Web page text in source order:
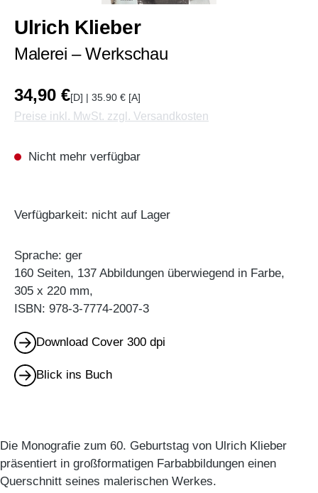
Ulrich Klieber
Malerei – Werkschau
34,90 €[D] | 35.90 € [A]
Preise inkl. MwSt. zzgl. Versandkosten
Nicht mehr verfügbar
Verfügbarkeit: nicht auf Lager
Sprache: ger
160 Seiten, 137 Abbildungen überwiegend in Farbe,
305 x 220 mm,
ISBN: 978-3-7774-2007-3
Download Cover 300 dpi
Blick ins Buch
Die Monografie zum 60. Geburtstag von Ulrich Klieber
präsentiert in großformatigen Farbabbildungen einen
Querschnitt seines malerischen Werkes.